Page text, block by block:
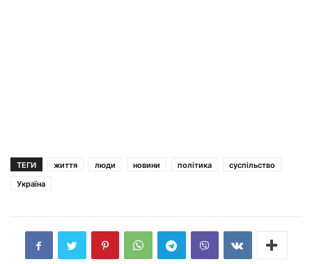
ТЕГИ життя люди новини політика
суспільство
Україна